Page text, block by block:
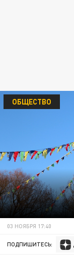
ОБЩЕСТВО
03 НОЯБРЯ 17:40
ПОДПИШИТЕСЬ: